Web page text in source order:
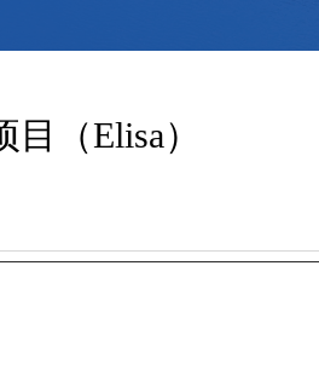
（Elisa）